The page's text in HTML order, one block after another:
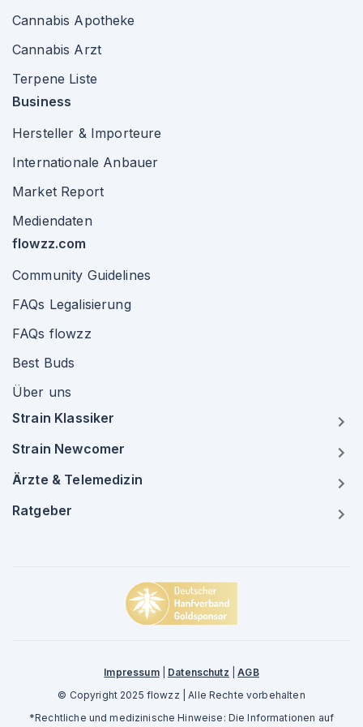
Cannabis Apotheke
Cannabis Arzt
Terpene Liste
Business
Hersteller & Importeure
Internationale Anbauer
Market Report
Mediendaten
flowzz.com
Community Guidelines
FAQs Legalisierung
FAQs flowzz
Best Buds
Über uns
Strain Klassiker
Strain Newcomer
Ärzte & Telemedizin
Ratgeber
Impressum| Datenschutz |AGB
© Copyright 2025 flowzz | Alle Rechte vorbehalten
*Rechtliche und medizinische Hinweise: Die Informationen auf